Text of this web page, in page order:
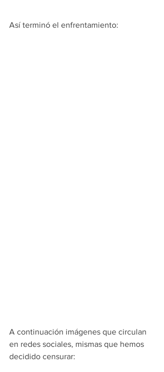
Así terminó el enfrentamiento:
A continuación imágenes que circulan
en redes sociales, mismas que hemos
decidido censurar: